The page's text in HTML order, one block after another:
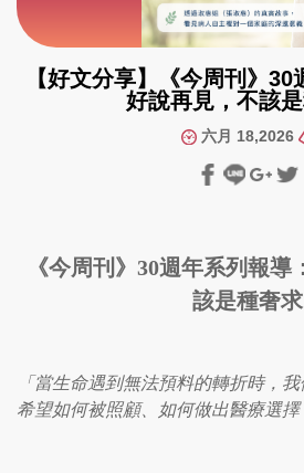
【好文分享】《今周刊》
好說再見，不該
六月 18,2026
《今周刊》30週年系列報
該是種奢求
「當生命遇到無法預料的轉折時，
希望如何被照顧、如何做出醫療選擇